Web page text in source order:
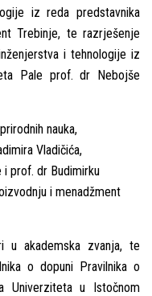
iz reda predstavnika
Trebinje, te razrješenje
i tehnologije iz
Pale prof. dr Nebojše
nauka,
Vladičića,
i prof. dr Budimirku
i menadžment
u akademska zvanja, te
o dopuni Pravilnika o
Univerziteta u Istočnom